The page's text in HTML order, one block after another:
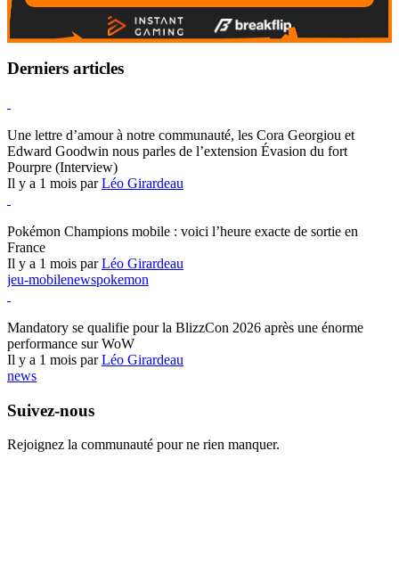
Derniers articles
Une lettre d’amour à notre communauté, les Cora Georgiou et
Edward Goodwin nous parles de l’extension Évasion du fort
Pourpre (Interview)
Il y a 1 mois parLéo Girardeau
Pokémon Champions mobile : voici l’heure exacte de sortie en
France
Il y a 1 mois parLéo Girardeau
jeu-mobilenewspokemon
Mandatory se qualifie pour la BlizzCon 2026 après une énorme
performance sur WoW
Il y a 1 mois parLéo Girardeau
news
Suivez-nous
Rejoignez la communauté pour ne rien manquer.